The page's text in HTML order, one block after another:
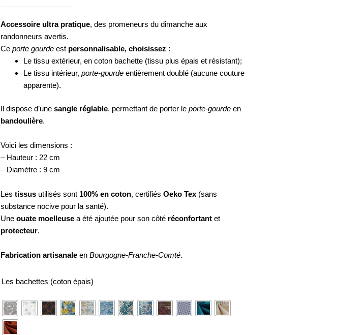
Accessoire ultra pratique, des promeneurs du dimanche aux
randonneurs avertis.
Ce porte gourde est personnalisable, choisissez :
Le tissu extérieur, en coton bachette (tissu plus épais et résistant);
Le tissu intérieur, porte-gourde entièrement doublé (aucune couture
apparente).
Il dispose d’une sangle réglable, permettant de porter le porte-gourde en
bandoulière.
Voici les dimensions :
– Hauteur : 22 cm
– Diamètre : 9 cm
Les tissus utilisés sont 100% en coton, certifiés Oeko Tex (sans
substance nocive pour la santé).
Une ouate moelleuse a été ajoutée pour son côté réconfortant et
protecteur.
Fabrication artisanale en Bourgogne-Franche-Comté.
Les bachettes (coton épais)
quantité
Porte-
gourde
avec